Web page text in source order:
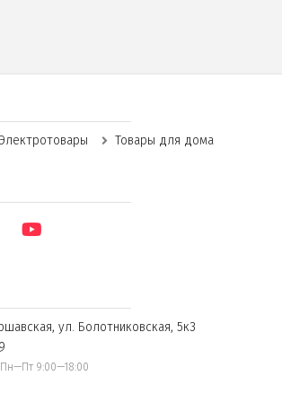
ул. Болотниковская, 5к3
Пн—Пт 9:00—18:00
Электротовары Товары для дома